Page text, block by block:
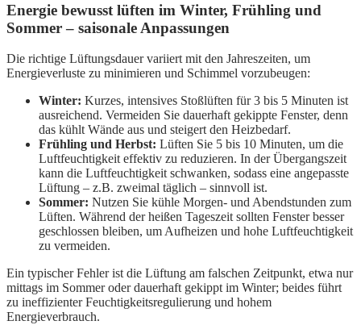
Energie bewusst lüften im Winter, Frühling und
Sommer – saisonale Anpassungen
Die richtige Lüftungsdauer variiert mit den Jahreszeiten, um
Energieverluste zu minimieren und Schimmel vorzubeugen:
Winter: Kurzes, intensives Stoßlüften für 3 bis 5 Minuten ist
ausreichend. Vermeiden Sie dauerhaft gekippte Fenster, denn
das kühlt Wände aus und steigert den Heizbedarf.
Frühling und Herbst: Lüften Sie 5 bis 10 Minuten, um die
Luftfeuchtigkeit effektiv zu reduzieren. In der Übergangszeit
kann die Luftfeuchtigkeit schwanken, sodass eine angepasste
Lüftung – z.B. zweimal täglich – sinnvoll ist.
Sommer: Nutzen Sie kühle Morgen- und Abendstunden zum
Lüften. Während der heißen Tageszeit sollten Fenster besser
geschlossen bleiben, um Aufheizen und hohe Luftfeuchtigkeit
zu vermeiden.
Ein typischer Fehler ist die Lüftung am falschen Zeitpunkt, etwa nur
mittags im Sommer oder dauerhaft gekippt im Winter; beides führt
zu ineffizienter Feuchtigkeitsregulierung und hohem
Energieverbrauch.